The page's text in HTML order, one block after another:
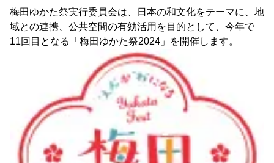
梅田ゆかた祭実行委員会は、日本の和文化をテーマに、地
域との連携、公共空間の有効活用を目的として、今年で
11回目となる「梅田ゆかた祭2024」を開催します。